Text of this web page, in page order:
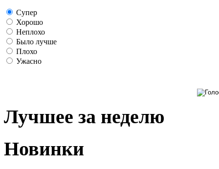
Супер
Хорошо
Неплохо
Было лучше
Плохо
Ужасно
Лучшее за неделю
Новинки